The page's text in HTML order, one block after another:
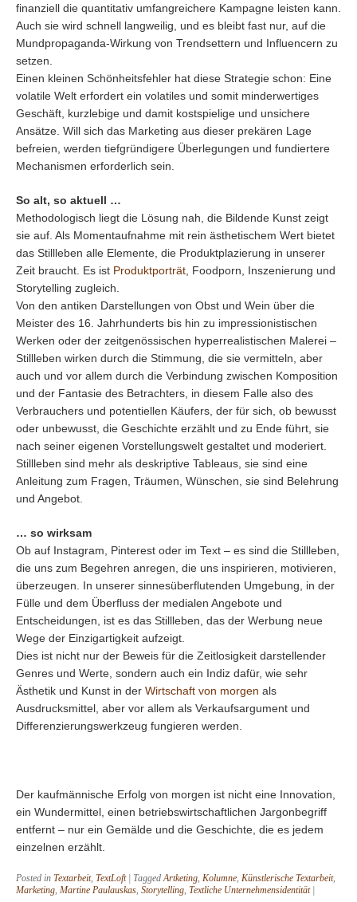
finanziell die quantitativ umfangreichere Kampagne leisten kann.
Auch sie wird schnell langweilig, und es bleibt fast nur, auf die
Mundpropaganda-Wirkung von Trendsettern und Influencern zu
setzen.
Einen kleinen Schönheitsfehler hat diese Strategie schon: Eine
volatile Welt erfordert ein volatiles und somit minderwertiges
Geschäft, kurzlebige und damit kostspielige und unsichere
Ansätze. Will sich das Marketing aus dieser prekären Lage
befreien, werden tiefgründigere Überlegungen und fundiertere
Mechanismen erforderlich sein.
So alt, so aktuell …
Methodologisch liegt die Lösung nah, die Bildende Kunst zeigt
sie auf. Als Momentaufnahme mit rein ästhetischem Wert bietet
das Stillleben alle Elemente, die Produktplazierung in unserer
Zeit braucht. Es ist Produktporträt , Foodporn, Inszenierung und
Storytelling zugleich.
Von den antiken Darstellungen von Obst und Wein über die
Meister des 16. Jahrhunderts bis hin zu impressionistischen
Werken oder der zeitgenössischen hyperrealistischen Malerei –
Stillleben wirken durch die Stimmung, die sie vermitteln, aber
auch und vor allem durch die Verbindung zwischen Komposition
und der Fantasie des Betrachters, in diesem Falle also des
Verbrauchers und potentiellen Käufers, der für sich, ob bewusst
oder unbewusst, die Geschichte erzählt und zu Ende führt, sie
nach seiner eigenen Vorstellungswelt gestaltet und moderiert.
Stillleben sind mehr als deskriptive Tableaus, sie sind eine
Anleitung zum Fragen, Träumen, Wünschen, sie sind Belehrung
und Angebot.
… so wirksam
Ob auf Instagram, Pinterest oder im Text – es sind die Stillleben,
die uns zum Begehren anregen, die uns inspirieren, motivieren,
überzeugen. In unserer sinnesüberflutenden Umgebung, in der
Fülle und dem Überfluss der medialen Angebote und
Entscheidungen, ist es das Stillleben, das der Werbung neue
Wege der Einzigartigkeit aufzeigt.
Dies ist nicht nur der Beweis für die Zeitlosigkeit darstellender
Genres und Werte, sondern auch ein Indiz dafür, wie sehr
Ästhetik und Kunst in der Wirtschaft von morgen als
Ausdrucksmittel, aber vor allem als Verkaufsargument und
Differenzierungswerkzeug fungieren werden.
Der kaufmännische Erfolg von morgen ist nicht eine Innovation,
ein Wundermittel, einen betriebswirtschaftlichen Jargonbegriff
entfernt – nur ein Gemälde und die Geschichte, die es jedem
einzelnen erzählt.
Posted in Textarbeit, TextLoft | Tagged Artketing Kolumne Künstlerische Textarbeit,
Marketing Martine Paulauskas Storytelling Textliche Unternehmensidentität |